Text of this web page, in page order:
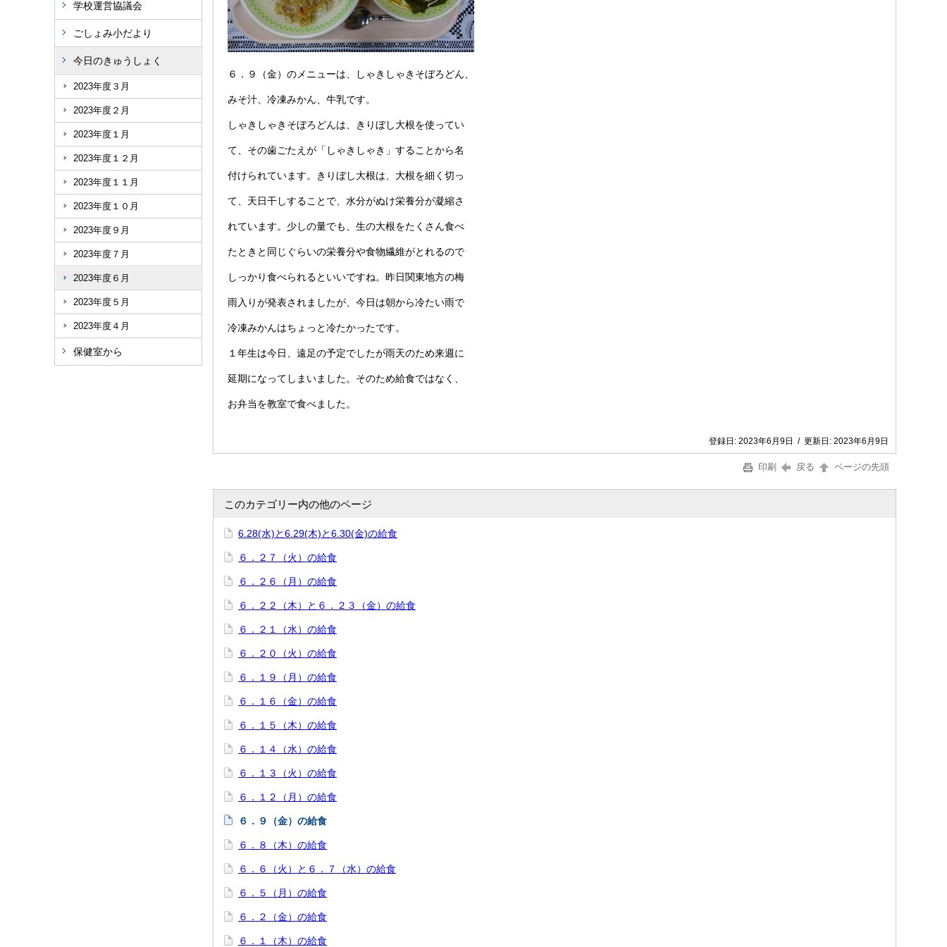
学校運営協議会
ごしょみ小だより
今日のきゅうしょく
2023年度３月
2023年度２月
2023年度１月
2023年度１２月
2023年度１１月
2023年度１０月
2023年度９月
2023年度７月
2023年度６月
2023年度５月
2023年度４月
保健室から
６．９（金）のメニューは、しゃきしゃきそぼろどん、
みそ汁、冷凍みかん、牛乳です。
しゃきしゃきそぼろどんは、きりぼし大根を使ってい
て、その歯ごたえが「しゃきしゃき」することから名
付けられています。きりぼし大根は、大根を細く切っ
て、天日干しすることで、水分がぬけ栄養分が凝縮さ
れています。少しの量でも、生の大根をたくさん食べ
たときと同じぐらいの栄養分や食物繊維がとれるので
しっかり食べられるといいですね。昨日関東地方の梅
雨入りが発表されましたが、今日は朝から冷たい雨で
冷凍みかんはちょっと冷たかったです。
１年生は今日、遠足の予定でしたが雨天のため来週に
延期になってしまいました。そのため給食ではなく、
お弁当を教室で食べました。
登録日: 2023年6月9日 / 更新日: 2023年6月9日
印刷 戻る ページの先頭
このカテゴリー内の他のページ
6.28(水)と6.29(木)と6.30(金)の給食
６．２７（火）の給食
６．２６（月）の給食
６．２２（木）と６．２３（金）の給食
６．２１（水）の給食
６．２０（火）の給食
６．１９（月）の給食
６．１６（金）の給食
６．１５（木）の給食
６．１４（水）の給食
６．１３（火）の給食
６．１２（月）の給食
６．９（金）の給食
６．８（木）の給食
６．６（火）と６．７（水）の給食
６．５（月）の給食
６．２（金）の給食
６．１（木）の給食